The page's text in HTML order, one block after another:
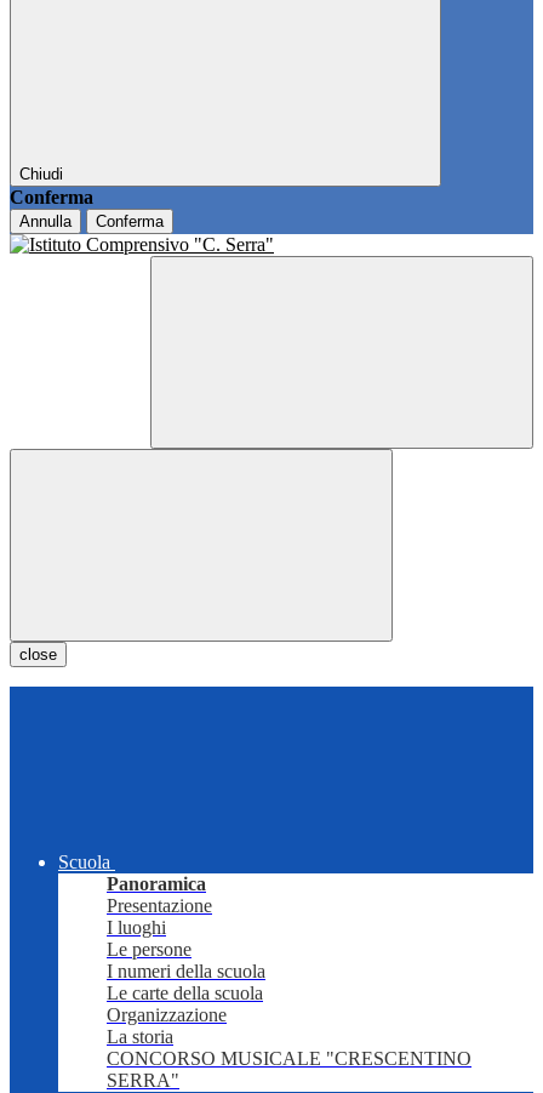
Chiudi
Conferma
Annulla Conferma
close
Scuola
Panoramica
Presentazione
I luoghi
Le persone
I numeri della scuola
Le carte della scuola
Organizzazione
La storia
CONCORSO MUSICALE "CRESCENTINO
SERRA"